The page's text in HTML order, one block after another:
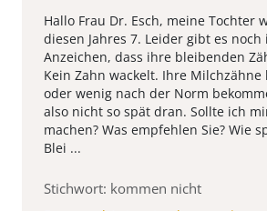
Hallo Frau Dr. Esch, meine Tochter
diesen Jahres 7. Leider gibt es
Anzeichen, dass ihre bleibenden
Kein Zahn wackelt. Ihre
oder wenig nach der Norm
also nicht so spät dran. Sollte ich
machen? Was empfehlen Sie? Wie
Blei ...
Stichwort: kommen nicht